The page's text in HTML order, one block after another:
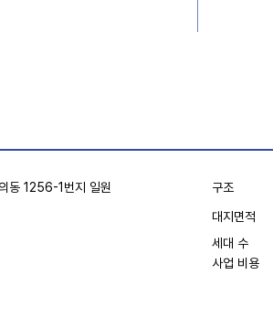
동 1256-1번지 일원 구조
대지면적
세대 수
사업 비용